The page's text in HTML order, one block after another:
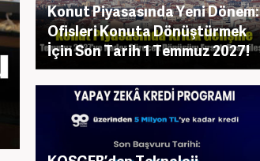
Konut Piyasasında Yeni Dönem:
Ofisleri Konuta Dönüştürmek
İçin Son Tarih 1 Temmuz 2027!